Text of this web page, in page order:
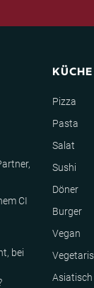
CI
bei
KÜCHE
Pizza
Pasta
Salat
Sushi
Döner
Burger
Vegan
Asiatisch